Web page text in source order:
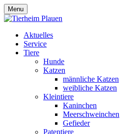
Menu
Aktuelles
Service
Tiere
Hunde
Katzen
männliche Katzen
weibliche Katzen
Kleintiere
Kaninchen
Meerschweinchen
Gefieder
Patentiere